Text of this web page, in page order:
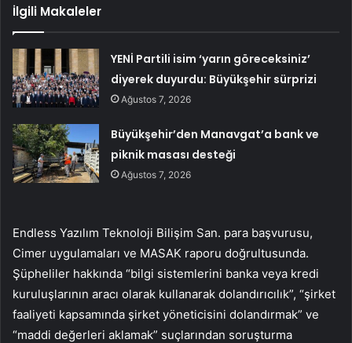
İlgili Makaleler
YENİ Partili isim ‘yarın göreceksiniz’
diyerek duyurdu: Büyükşehir sürprizi
Ağustos 7, 2026
Büyükşehir’den Manavgat’a bank ve
piknik masası desteği
Ağustos 7, 2026
Endless Yazılım Teknoloji Bilişim San. para başvurusu,
Cimer uygulamaları ve MASAK raporu doğrultusunda.
Şüpheliler hakkında “bilgi sistemlerini banka veya kredi
kuruluşlarının aracı olarak kullanarak dolandırıcılık”, “şirket
faaliyeti kapsamında şirket yöneticisini dolandırmak” ve
“maddi değerleri aklamak” suçlarından soruşturma